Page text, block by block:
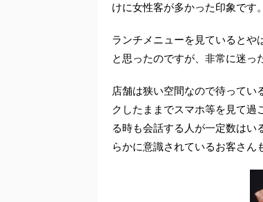
けに女性客が多かった印象です
ランチメニューを見ているとや
と思ったのですが、非常に迷っ
店舗は狭い空間なので待ってい
クしたままでスマホ等を見て過
る時も会話する人が一定数は
らかに意識されているお客さん